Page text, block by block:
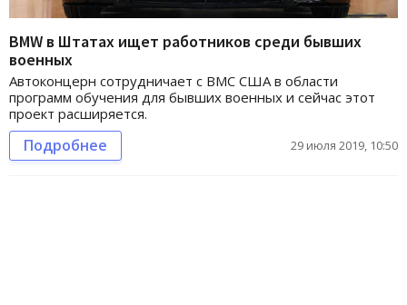
BMW в Штатах ищет работников среди бывших
военных
Автоконцерн сотрудничает с ВМС США в области
программ обучения для бывших военных и сейчас этот
проект расширяется.
Подробнее 29 июля 2019, 10:50